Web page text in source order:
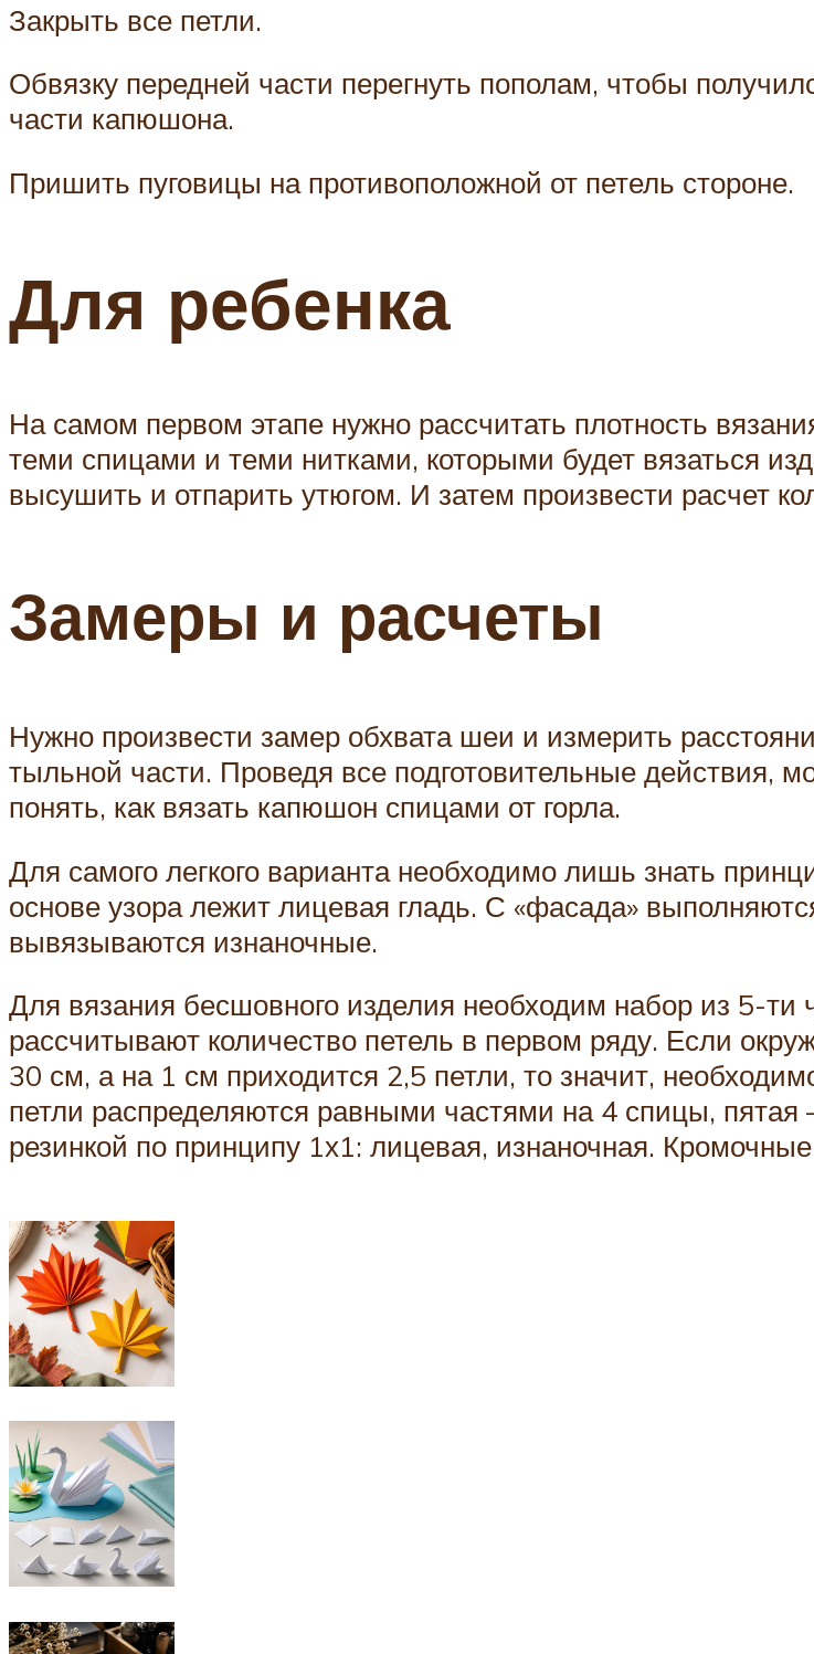
Закрыть все петли.
Обвязку передней части перегнуть пополам, чтобы
части капюшона.
Пришить пуговицы на противоположной от петель стороне.
Для ребенка
На самом первом этапе нужно рассчитать плотность
теми спицами и теми нитками, которыми будет вязаться
высушить и отпарить утюгом. И затем произвести расчет
Замеры и расчеты
Нужно произвести замер обхвата шеи и измерить
тыльной части. Проведя все подготовительные действия,
понять, как вязать капюшон спицами от горла.
Для самого легкого варианта необходимо лишь знать
основе узора лежит лицевая гладь. С «фасада»
вывязываются изнаночные.
Для вязания бесшовного изделия необходим набор из 5-
рассчитывают количество петель в первом ряду. Если
30 см, а на 1 см приходится 2,5 петли, то значит,
петли распределяются равными частями на 4 спицы,
резинкой по принципу 1х1: лицевая, изнаночная. Кромочные